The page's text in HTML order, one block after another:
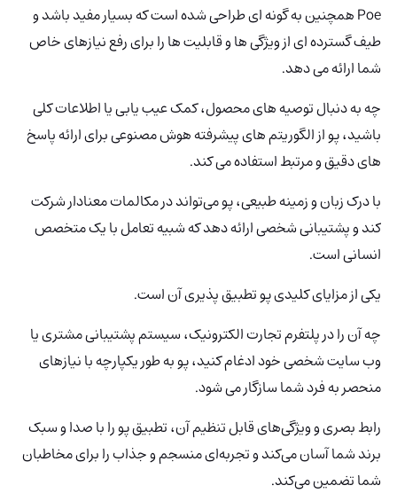
Poe همچنین به گونه ای طراحی شده است که بسیار مفید باشد و
طیف گسترده ای از ویژگی ها و قابلیت ها را برای رفع نیازهای خاص
شما ارائه می دهد.
چه به دنبال توصیه های محصول، کمک عیب یابی یا اطلاعات کلی
باشید، پو از الگوریتم های پیشرفته هوش مصنوعی برای ارائه پاسخ
های دقیق و مرتبط استفاده می کند.
با درک زبان و زمینه طبیعی، پو می‌تواند در مکالمات معنادار شرکت
کند و پشتیبانی شخصی ارائه دهد که شبیه تعامل با یک متخصص
انسانی است.
یکی از مزایای کلیدی پو تطبیق پذیری آن است.
چه آن را در پلتفرم تجارت الکترونیک، سیستم پشتیبانی مشتری یا
وب سایت شخصی خود ادغام کنید، پو به طور یکپارچه با نیازهای
منحصر به فرد شما سازگار می شود.
رابط بصری و ویژگی‌های قابل تنظیم آن، تطبیق پو را با صدا و سبک
برند شما آسان می‌کند و تجربه‌ای منسجم و جذاب را برای مخاطبان
شما تضمین می‌کند.